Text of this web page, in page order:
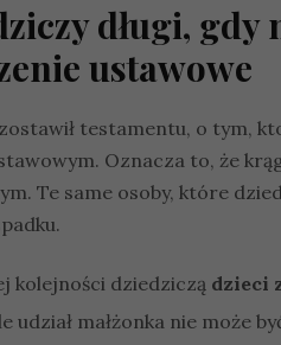
długi, gdy
ustawowe
testamentu, o tym,
Oznacza to, że
Te same osoby, które
kolejności dziedziczą dzieci
udział małżonka nie może